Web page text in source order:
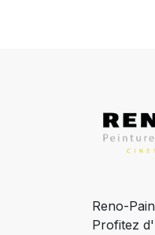
Reno-
Profitez